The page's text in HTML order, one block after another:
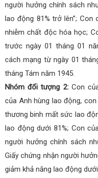
người hưởng chính sách
lao động 81% trở lên”;
nhiễm chất độc hóa học;
trước ngày 01 tháng 01
cách mạng từ ngày 01
tháng Tám năm 1945.
Nhóm đối tượng 2:Con
của Anh hùng lao động,
thương binh mất sức lao
lao động dưới 81%; Con
người hưởng chính sách
Giấy chứng nhận người
giảm khả năng lao động dưới